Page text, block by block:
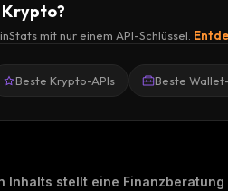
mit nur einem API-Schlüssel.
Beste Krypto-APIs Beste
Inhalts stellt eine